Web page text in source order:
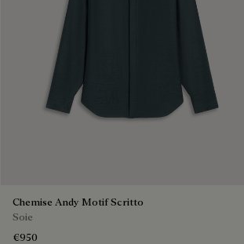
Chemise Andy Motif Scritto
Soie
€950